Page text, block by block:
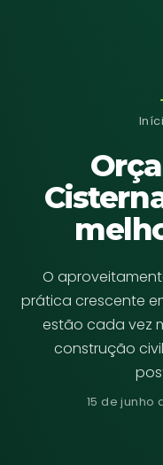
O
prática crescente
estão cada vez
construção
15 de junho